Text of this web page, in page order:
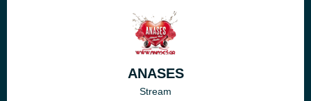
ANASES
Stream